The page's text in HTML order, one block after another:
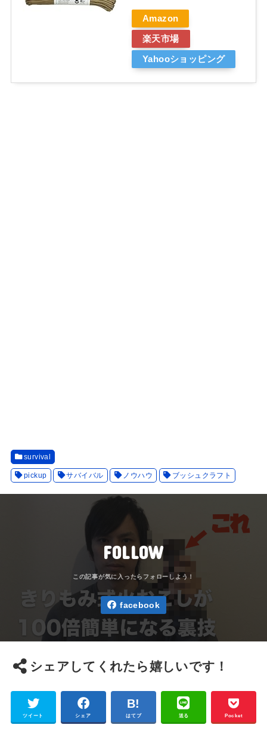
Amazon
楽天市場
Yahooショッピング
survival
pickup サバイバル ノウハウ ブッシュクラフト
FOLLOW
facebook
シェアしてくれたら嬉しいです！
ツイート シェア はてブ 送る Pocket